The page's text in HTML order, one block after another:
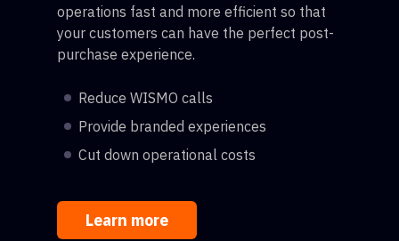
operations fast and more efficient so that
your customers can have the perfect post-
purchase experience.
Reduce WISMO calls
Provide branded experiences
Cut down operational costs
Learn more